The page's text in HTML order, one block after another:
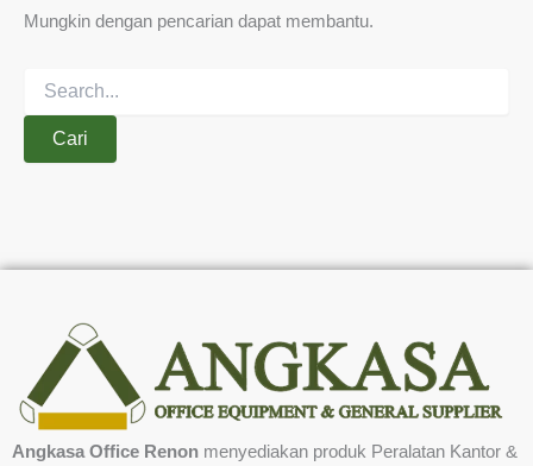
Mungkin dengan pencarian dapat membantu.
Angkasa Office Renon menyediakan produk Peralatan Kantor &